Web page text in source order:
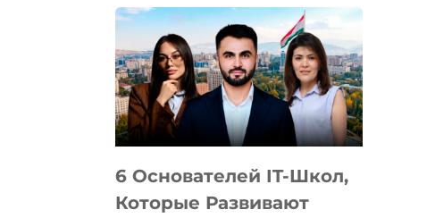
ВНЕШНЕГО
ВИДА
НОВОГО
УСТРОЙСТВА
OPENAI
6 Основателей IT-Школ,
Которые Развивают